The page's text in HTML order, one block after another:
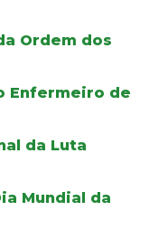
Ordem dos
Enfermeiro de
da Luta
Mundial da